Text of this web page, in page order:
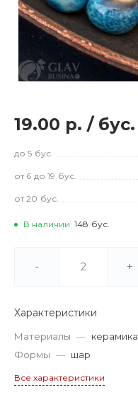
19.00 р. / бус.
до 5 бус.
от 6 до 19 бус.
от 20 бус.
В наличии 148 бус.
- +
Характеристики
Материалы — керамика
Формы — шар
Все характеристики